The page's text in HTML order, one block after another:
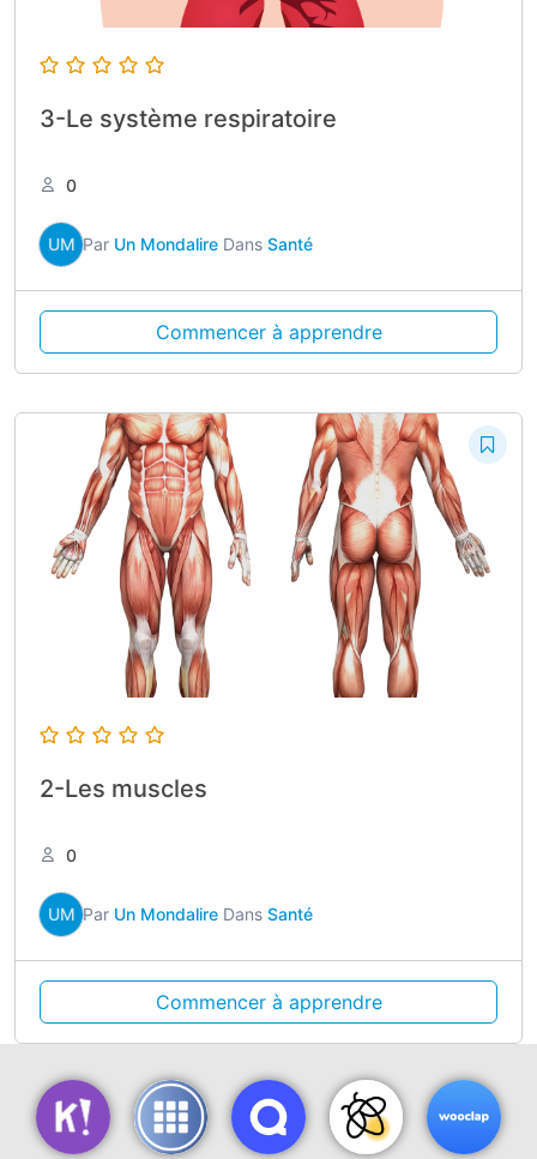
3-Le système respiratoire
0
UM Par Un Mondalire Dans Santé
Commencer à apprendre
2-Les muscles
0
UM Par Un Mondalire Dans Santé
Commencer à apprendre